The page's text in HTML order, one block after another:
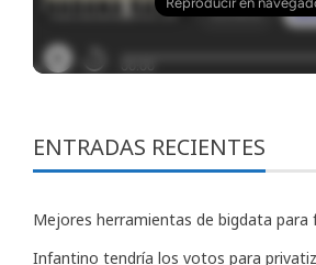
ENTRADAS RECIENTES
Mejores herramientas de bigdata para
Infantino tendría los votos para